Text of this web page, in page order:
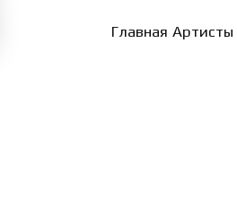
Главная Артисты